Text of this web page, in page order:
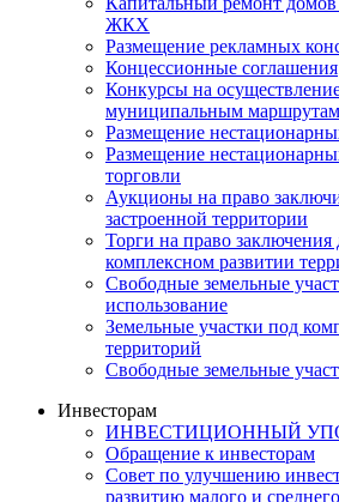
ЖКХ
Размещение рекламных
Концессионные соглашения
Конкурсы на
муниципальным маршрутам
Размещение
Размещение
торговли
Аукционы на право
застроенной территории
Торги на право заключения
комплексном развитии
Свободные земельные
использование
Земельные участки под
территорий
Свободные земельные
Инвесторам
ИНВЕСТИЦИОННЫЙ
Обращение к инвесторам
Совет по улучшению
развитию малого и